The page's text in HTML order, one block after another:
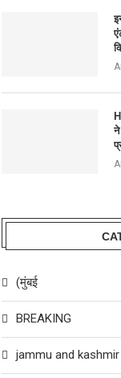
ने
(मुंबई
BREAKING
jammu and kashmir